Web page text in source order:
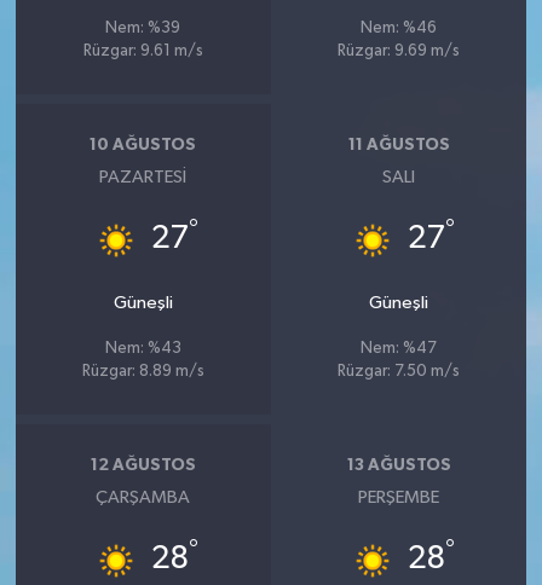
Nem: %39
Rüzgar: 9.61 m/s
Nem: %46
Rüzgar: 9.69 m/s
10 AĞUSTOS
PAZARTESI
27°
Güneşli
Nem: %43
Rüzgar: 8.89 m/s
11 AĞUSTOS
SALI
27°
Güneşli
Nem: %47
Rüzgar: 7.50 m/s
12 AĞUSTOS
ÇARŞAMBA
28°
13 AĞUSTOS
PERŞEMBE
28°